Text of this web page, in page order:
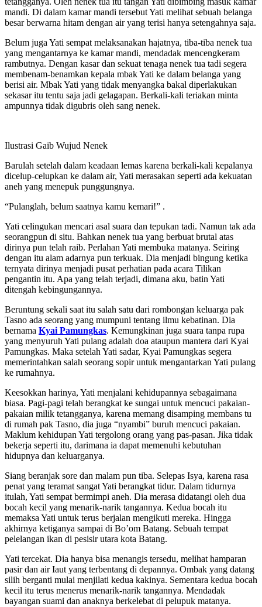
mandi. Di dalam kamar mandi tersebut Yati melihat sebuah belanga
besar berwarna hitam dengan air yang terisi hanya setengahnya saja.
Belum juga Yati sempat melaksanakan hajatnya, tiba-tiba nenek tua
yang mengantarnya ke kamar mandi, mendadak mencengkeram
rambutnya. Dengan kasar dan sekuat tenaga nenek tua tadi segera
membenam-benamkan kepala mbak Yati ke dalam belanga yang
berisi air. Mbak Yati yang tidak menyangka bakal diperlakukan
sekasar itu tentu saja jadi gelagapan. Berkali-kali teriakan minta
ampunnya tidak digubris oleh sang nenek.
Ilustrasi Gaib Wujud Nenek
Barulah setelah dalam keadaan lemas karena berkali-kali kepalanya
dicelup-celupkan ke dalam air, Yati merasakan seperti ada kekuatan
aneh yang menepuk punggungnya.
“Pulanglah, belum saatnya kamu kemari!” .
Yati celingukan mencari asal suara dan tepukan tadi. Namun tak ada
seorangpun di situ. Bahkan nenek tua yang berbuat brutal atas
dirinya pun telah raib. Perlahan Yati membuka matanya. Seiring
dengan itu alam adarnya pun terkuak. Dia menjadi bingung ketika
ternyata dirinya menjadi pusat perhatian pada acara Tilikan
pengantin itu. Apa yang telah terjadi, dimana aku, batin Yati
ditengah kebingungannya.
Beruntung sekali saat itu salah satu dari rombongan keluarga pak
Tasno ada seorang yang mumpuni tentang ilmu kebatinan. Dia
bernama Kyai Pamungkas. Kemungkinan juga suara tanpa rupa
yang menyuruh Yati pulang adalah doa ataupun mantera dari Kyai
Pamungkas. Maka setelah Yati sadar, Kyai Pamungkas segera
memerintahkan salah seorang sopir untuk mengantarkan Yati pulang
ke rumahnya.
Keesokkan harinya, Yati menjalani kehidupannya sebagaimana
biasa. Pagi-pagi telah berangkat ke sungai untuk mencuci pakaian-
pakaian milik tetangganya, karena memang disamping membans tu
di rumah pak Tasno, dia juga “nyambi” buruh mencuci pakaian.
Maklum kehidupan Yati tergolong orang yang pas-pasan. Jika tidak
bekerja seperti itu, darimana ia dapat memenuhi kebutuhan
hidupnya dan keluarganya.
Siang beranjak sore dan malam pun tiba. Selepas Isya, karena rasa
penat yang teramat sangat Yati berangkat tidur. Dalam tidurnya
itulah, Yati sempat bermimpi aneh. Dia merasa didatangi oleh dua
bocah kecil yang menarik-narik tangannya. Kedua bocah itu
memaksa Yati untuk terus berjalan mengikuti mereka. Hingga
akhirnya ketiganya sampai di Bo’om Batang. Sebuah tempat
pelelangan ikan di pesisir utara kota Batang.
Yati tercekat. Dia hanya bisa menangis tersedu, melihat hamparan
pasir dan air Iaut yang terbentang di depannya. Ombak yang datang
silih berganti mulai menjilati kedua kakinya. Sementara kedua bocah
kecil itu terus menerus menarik-narik tangannya. Mendadak
bayangan suami dan anaknya berkelebat di pelupuk matanya.